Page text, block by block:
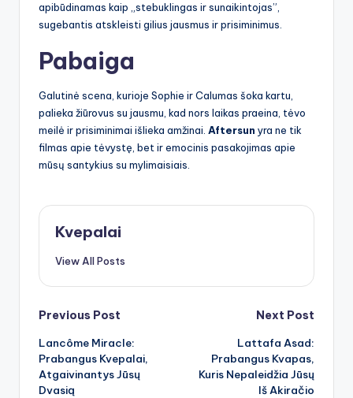
apibūdinamas kaip „stebuklingas ir sunaikintojas”,
sugebantis atskleisti gilius jausmus ir prisiminimus.
Pabaiga
Galutinė scena, kurioje Sophie ir Calumas šoka kartu,
palieka žiūrovus su jausmu, kad nors laikas praeina, tėvo
meilė ir prisiminimai išlieka amžinai. Aftersun yra ne tik
filmas apie tėvystę, bet ir emocinis pasakojimas apie
mūsų santykius su mylimaisiais.
Kvepalai
View All Posts
Post
navigation
Previous Post
Lancôme Miracle:
Prabangus Kvepalai,
Atgaivinantys Jūsų
Dvasią
Next Post
Lattafa Asad:
Prabangus Kvapas,
Kuris Nepaleidžia Jūsų
Iš Akiračio